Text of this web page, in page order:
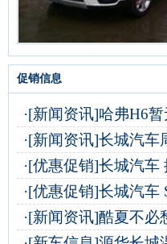
促销信息
·[新闻资讯]哈弗H6
·[新闻资讯]长城汽车
·[优惠促销]长城汽车
·[优惠促销]长城汽车
·[新闻资讯]酷夏不必